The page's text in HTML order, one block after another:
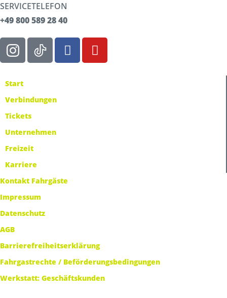
SERVICETELEFON
+49 800 589 28 40
Start
Verbindungen
Tickets
Unternehmen
Freizeit
Karriere
Kontakt Fahrgäste
Impressum
Datenschutz
AGB
Barrierefreiheitserklärung
Fahrgastrechte / Beförderungsbedingungen
Werkstatt: Geschäftskunden